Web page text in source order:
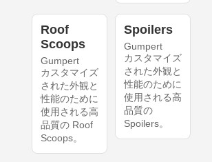
Roof
Scoops
Gumpert
カスタマイズ
された外観と
性能のために
使用される高
品質の Roof
Scoops。
Spoilers
Gumpert
カスタマイズ
された外観と
性能のために
使用される高
品質の
Spoilers。